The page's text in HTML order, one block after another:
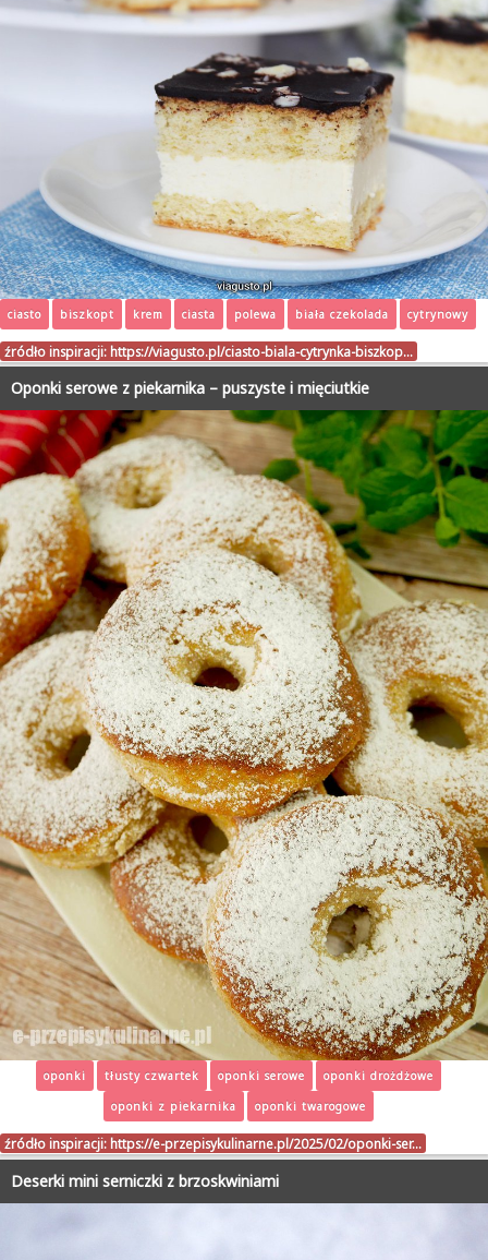
ciasto biszkopt krem ciasta polewa biała czekolada cytrynowy
źródło inspiracji: https://viagusto.pl/ciasto-biala-cytrynka-biszkop…
Oponki serowe z piekarnika – puszyste i mięciutkie
oponki tłusty czwartek oponki serowe
oponki drożdżowe
oponki z piekarnika
oponki twarogowe
źródło inspiracji: https://e-przepisykulinarne.pl/2025/02/oponki-ser…
Deserki mini serniczki z brzoskwiniami